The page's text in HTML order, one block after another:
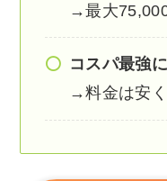
→最大
コスパ最強
→料金は安